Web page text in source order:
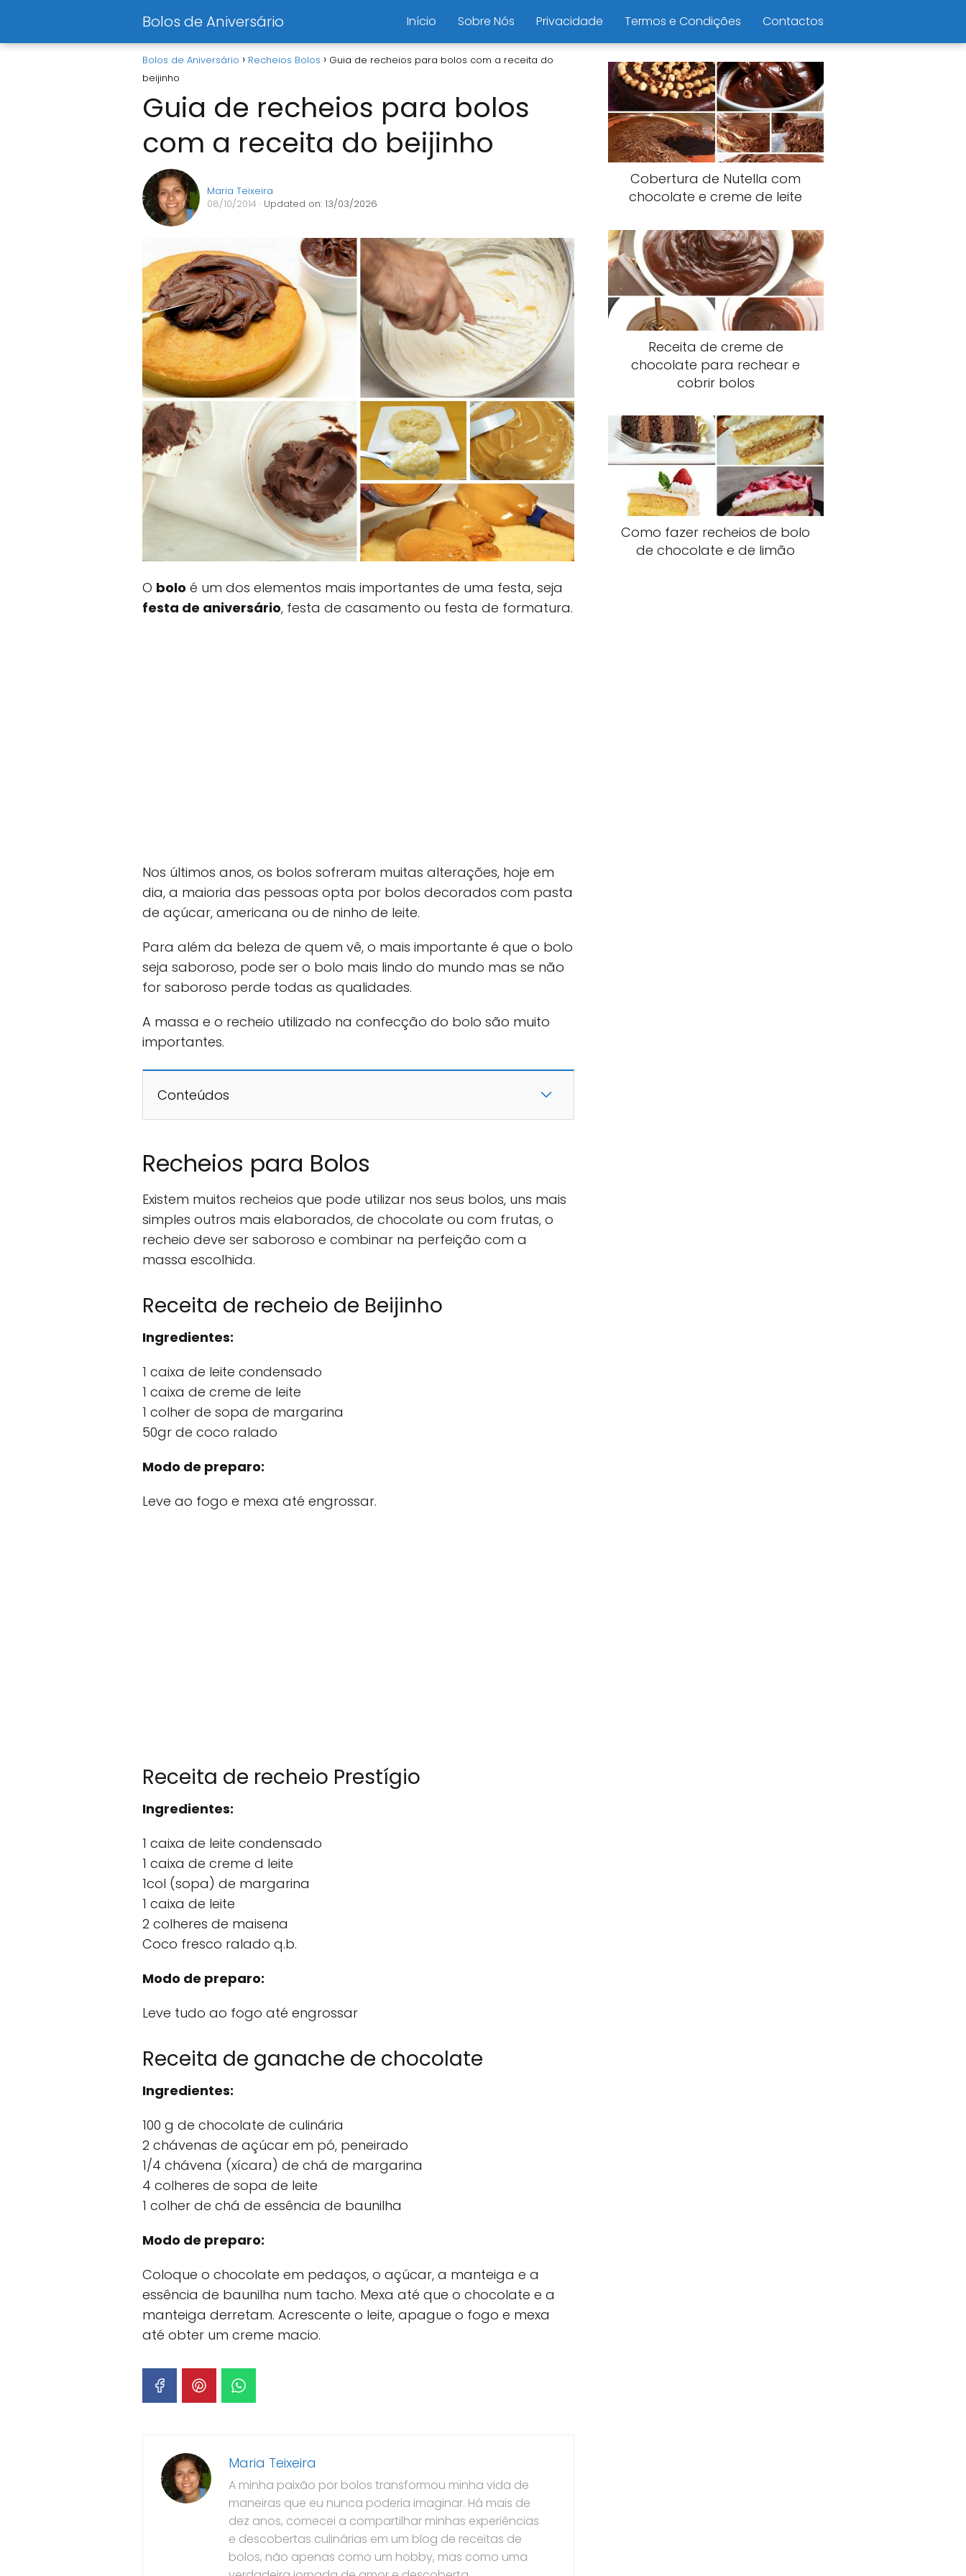
Bolos de Aniversário Início Sobre Nós Privacidade Termos e Condições Contactos
Bolos de Aniversário Recheios Bolos
Guia de recheios para bolos com a receita do
beijinho
Guia de recheios para bolos
com a receita do beijinho
Maria Teixeira
08/10/2014 · Updated on: 13/03/2026
O bolo é um dos elementos mais importantes de uma festa, seja
festa de aniversário, festa de casamento ou festa de formatura.
Nos últimos anos, os bolos sofreram muitas alterações, hoje em
dia, a maioria das pessoas opta por bolos decorados com pasta
de açúcar, americana ou de ninho de leite.
Para além da beleza de quem vê, o mais importante é que o bolo
seja saboroso, pode ser o bolo mais lindo do mundo mas se não
for saboroso perde todas as qualidades.
A massa e o recheio utilizado na confecção do bolo são muito
importantes.
Conteúdos
Recheios para Bolos
Existem muitos recheios que pode utilizar nos seus bolos, uns mais
simples outros mais elaborados, de chocolate ou com frutas, o
recheio deve ser saboroso e combinar na perfeição com a
massa escolhida.
Receita de recheio de Beijinho
Ingredientes:
1 caixa de leite condensado
1 caixa de creme de leite
1 colher de sopa de margarina
50gr de coco ralado
Modo de preparo:
Leve ao fogo e mexa até engrossar.
Receita de recheio Prestígio
Ingredientes:
1 caixa de leite condensado
1 caixa de creme d leite
1col (sopa) de margarina
1 caixa de leite
2 colheres de maisena
Coco fresco ralado q.b.
Modo de preparo:
Leve tudo ao fogo até engrossar
Receita de ganache de chocolate
Ingredientes:
100 g de chocolate de culinária
2 chávenas de açúcar em pó, peneirado
1/4 chávena (xícara) de chá de margarina
4 colheres de sopa de leite
1 colher de chá de essência de baunilha
Modo de preparo:
Coloque o chocolate em pedaços, o açúcar, a manteiga e a
essência de baunilha num tacho. Mexa até que o chocolate e a
manteiga derretam. Acrescente o leite, apague o fogo e mexa
até obter um creme macio.
Maria Teixeira
A minha paixão por bolos transformou minha vida de
maneiras que eu nunca poderia imaginar. Há mais de
dez anos, comecei a compartilhar minhas experiências
e descobertas culinárias em um blog de receitas de
bolos, não apenas como um hobby, mas como uma
Cobertura de Nutella com
chocolate e creme de leite
Receita de creme de
chocolate para rechear e
cobrir bolos
Como fazer recheios de bolo
de chocolate e de limão